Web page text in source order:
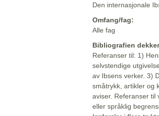
Den internasjonale
Omfang/fag:
Alle fag
Bibliografien
Referanser til: 1)
selvstendige
av Ibsens verker. 3)
småtrykk, artikler og
aviser. Referanser til
eller språklig